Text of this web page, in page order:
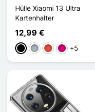
Hülle Xiaomi 13 Ultra
Kartenhalter
12,99 €
Schwarz
GrauRot Magenta
+5